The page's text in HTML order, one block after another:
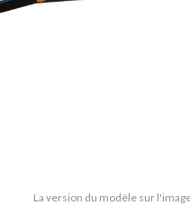
La version du modèle sur